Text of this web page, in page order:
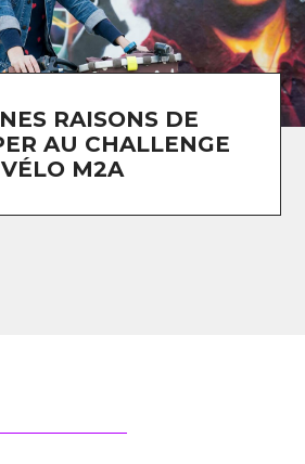
RAISONS DE
AU CHALLENGE
VÉLO M2A